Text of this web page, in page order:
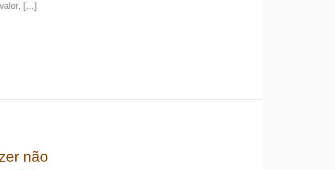
[…]
não